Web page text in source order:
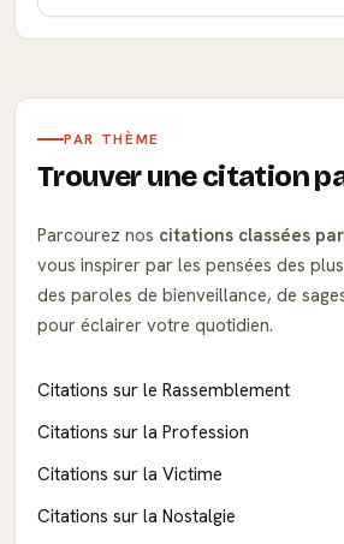
PAR THÈME
Trouver une citation
Parcourez nos citations classées
vous inspirer par les pensées des
des paroles de bienveillance, de
pour éclairer votre quotidien.
Citations sur le Rassemblement
Citations sur la Profession
Citations sur la Victime
Citations sur la Nostalgie